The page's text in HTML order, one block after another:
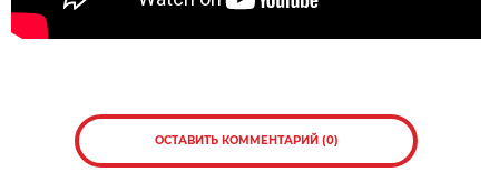
ОСТАВИТЬ КОММЕНТАРИЙ (0)